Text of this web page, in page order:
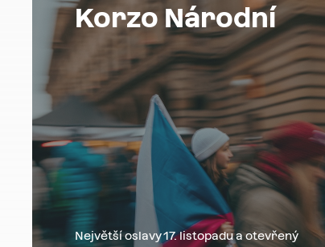
Korzo Národní
Největší oslavy 17. listopadu a otevřený